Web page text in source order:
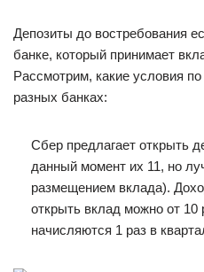
Депозиты до востребования
банке, который принимает
Рассмотрим, какие условия
разных банках:
Сбер предлагает открыть
данный момент их 11, но
размещением вклада).
открыть вклад можно от 10
начисляются 1 раз в